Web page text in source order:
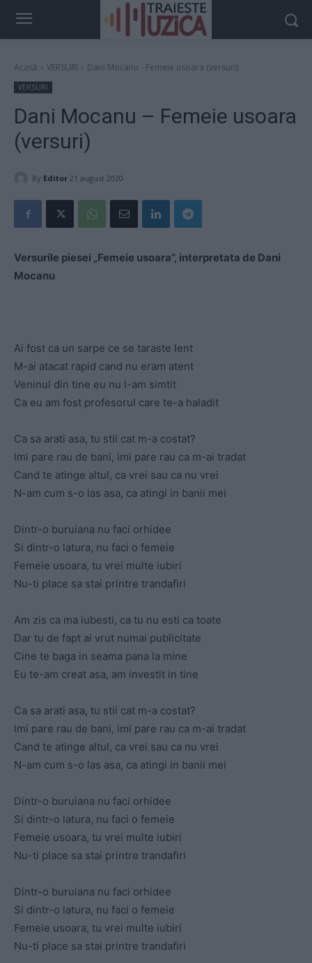
Acasă VERSURI Dani Mocanu - Femeie usoara (versuri)
VERSURI
Dani Mocanu – Femeie usoara
(versuri)
By Editor 21 august 2020
Versurile piesei „Femeie usoara”, interpretata de Dani
Mocanu
Ai fost ca un sarpe ce se taraste lent
M-ai atacat rapid cand nu eram atent
Veninul din tine eu nu l-am simtit
Ca eu am fost profesorul care te-a haladit
Ca sa arati asa, tu stii cat m-a costat?
Imi pare rau de bani, imi pare rau ca m-ai tradat
Cand te atinge altul, ca vrei sau ca nu vrei
N-am cum s-o las asa, ca atingi in banii mei
Dintr-o buruiana nu faci orhidee
Si dintr-o latura, nu faci o femeie
Femeie usoara, tu vrei multe iubiri
Nu-ti place sa stai printre trandafiri
Am zis ca ma iubesti, ca tu nu esti ca toate
Dar tu de fapt ai vrut numai publicitate
Cine te baga in seama pana la mine
Eu te-am creat asa, am investit in tine
Ca sa arati asa, tu stii cat m-a costat?
Imi pare rau de bani, imi pare rau ca m-ai tradat
Cand te atinge altul, ca vrei sau ca nu vrei
N-am cum s-o las asa, ca atingi in banii mei
Dintr-o buruiana nu faci orhidee
Si dintr-o latura, nu faci o femeie
Femeie usoara, tu vrei multe iubiri
Nu-ti place sa stai printre trandafiri
Dintr-o buruiana nu faci orhidee
Si dintr-o latura, nu faci o femeie
Femeie usoara, tu vrei multe iubiri
Nu-ti place sa stai printre trandafiri